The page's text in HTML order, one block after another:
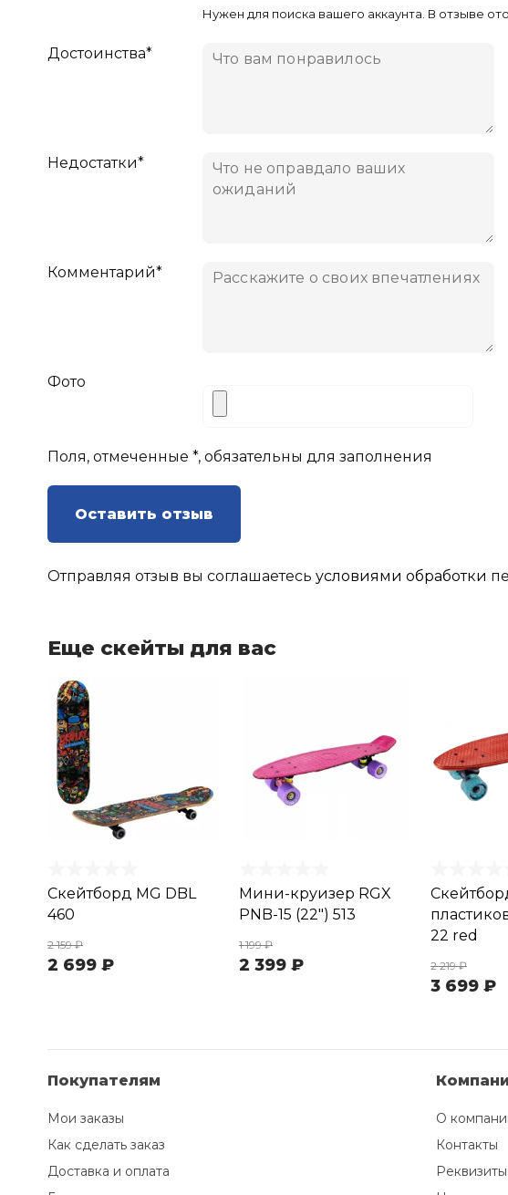
Нужен для поиска вашего аккаунта. В отзыве
Достоинства*
Недостатки*
Комментарий*
Фото
Поля, отмеченные *, обязательны для заполнения
Оставить отзыв
Отправляя отзыв вы соглашаетесь условиями обработки
Еще скейты для вас
Скейтборд MG DBL
460
2 159 ₽
2 699 ₽
Мини-круизер RGX
PNB-15 (22") 513
1 199 ₽
2 399 ₽
22 red
2 219 ₽
3 699 ₽
Покупателям
Мои заказы
Как сделать заказ
Доставка и оплата
О
Контакты
Реквизиты